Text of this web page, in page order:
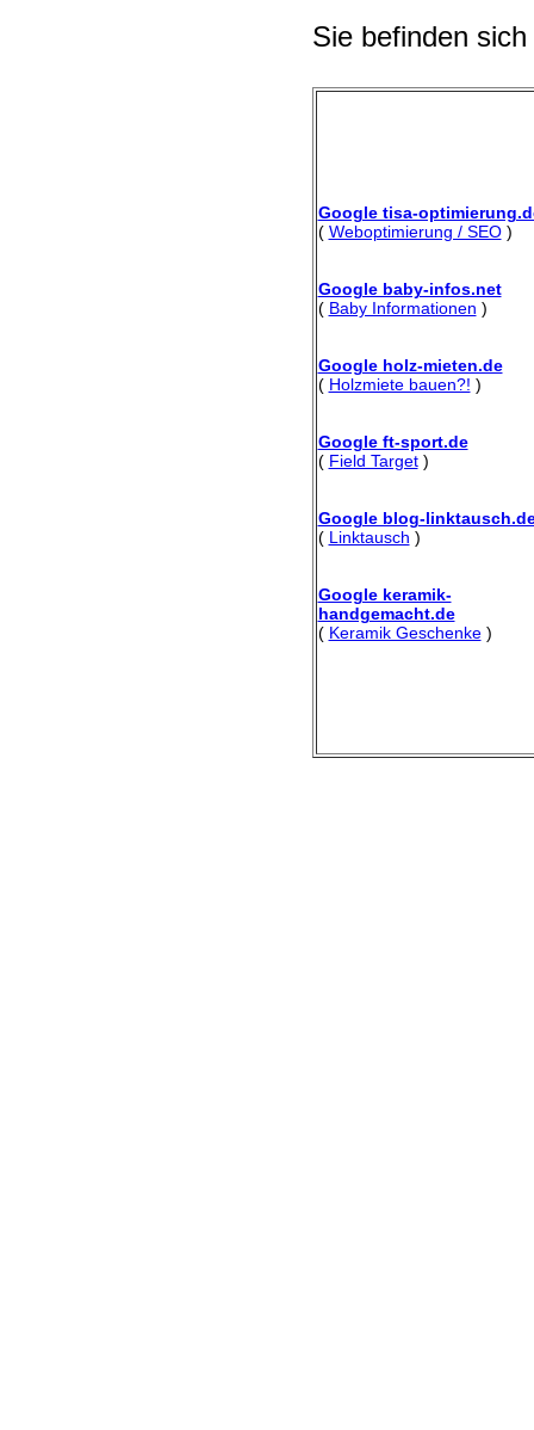
Sie befinden
Google tisa-
( Weboptimierung / SEO)
Google baby-infos.net
( Baby Informationen )
Google holz-mieten.de
( Holzmiete bauen?! )
Google ft-sport.de
( Field Target)
Google blog-
( Linktausch )
Google keramik-
handgemacht.de
( Keramik Geschenke)